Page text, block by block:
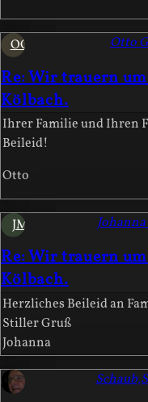
OG
Re: Wir trauern
Kölbach.
Otto
Ihrer Familie und Ihren
Beileid!
Otto
JM
Re: Wir trauern
Kölbach.
Herzliches Beileid an
Stiller Gruß
Johanna